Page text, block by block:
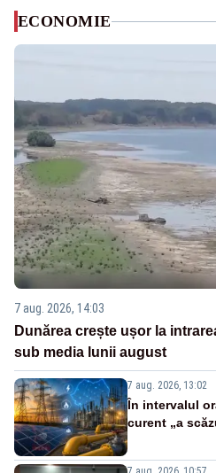
ECONOMIE
7 aug. 2026, 14:03
Dunărea crește ușor la
sub media lunii august
7 aug. 2026, 13:02
În intervalul
curent „a